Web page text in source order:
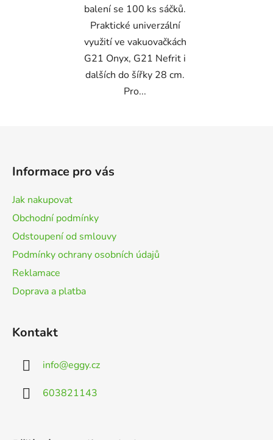
balení se 100 ks sáčků.
Praktické univerzální
využití ve vakuovačkách
G21 Onyx, G21 Nefrit i
dalších do šířky 28 cm.
Pro...
Informace pro vás
Jak nakupovat
Obchodní podmínky
Odstoupení od smlouvy
Podmínky ochrany osobních údajů
Reklamace
Doprava a platba
Kontakt
info@eggy.cz
603821143